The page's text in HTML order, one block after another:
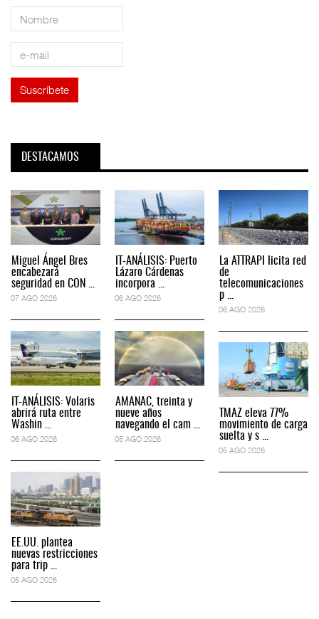
DESTACAMOS
Miguel Ángel Bres
encabezará
seguridad en CON ...
07 AGO 2026
IT-ANÁLISIS: Volaris
abrirá ruta entre
Washin ...
06 AGO 2026
EE.UU. plantea
nuevas restricciones
para trip ...
05 AGO 2026
IT-ANÁLISIS: Puerto
Lázaro Cárdenas
incorpora ...
06 AGO 2026
AMANAC, treinta y
nueve años
navegando el cam ...
05 AGO 2026
La ATTRAPI licita red
de
telecomunicaciones
p ...
06 AGO 2026
TMAZ eleva 77%
movimiento de carga
suelta y s ...
05 AGO 2026